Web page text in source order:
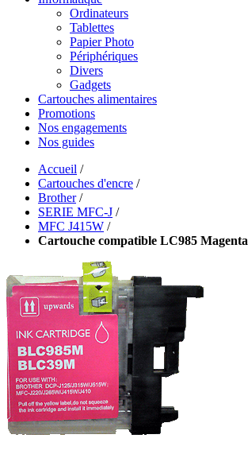
Ordinateurs
Tablettes
Papier Photo
Périphériques
Divers
Gadgets
Cartouches alimentaires
Promotions
Nos engagements
Nos guides
Accueil /
Cartouches d'encre /
Brother /
SERIE MFC-J /
MFC J415W /
Cartouche compatible LC985 Magenta